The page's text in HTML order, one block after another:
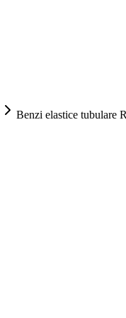
Benzi elastice tubulare